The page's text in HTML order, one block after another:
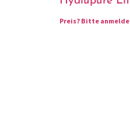
Preis? Bitte